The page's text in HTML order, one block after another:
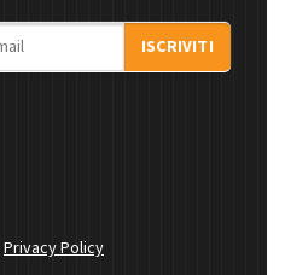
ISCRIVITI
Privacy Policy